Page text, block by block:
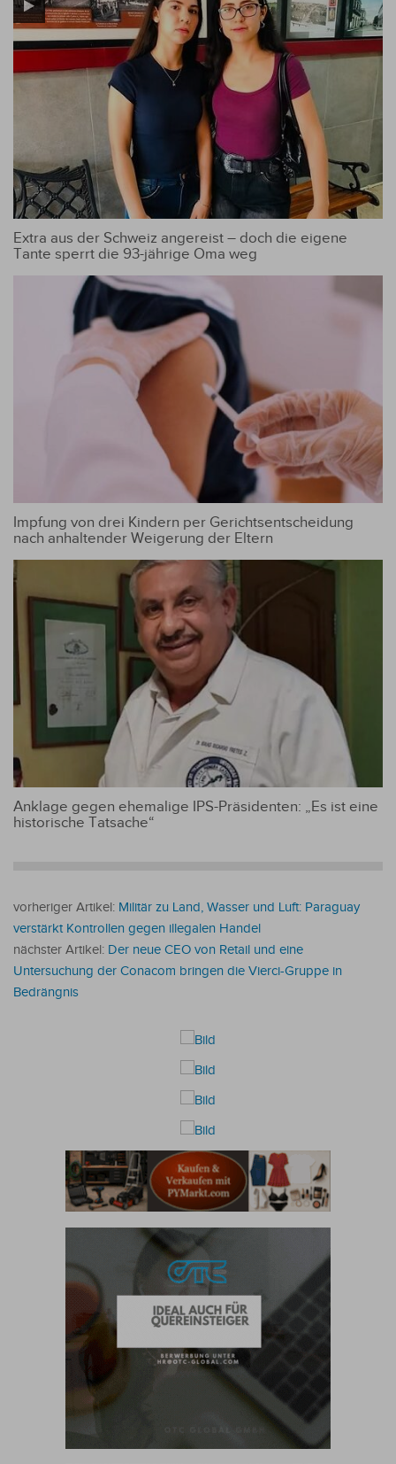
Extra aus der Schweiz angereist – doch die eigene
Tante sperrt die 93-jährige Oma weg
Impfung von drei Kindern per Gerichtsentscheidung
nach anhaltender Weigerung der Eltern
Anklage gegen ehemalige IPS-Präsidenten: „Es ist eine
historische Tatsache“
vorheriger Artikel: Militär zu Land, Wasser und Luft: Paraguay
verstärkt Kontrollen gegen illegalen Handel
nächster Artikel: Der neue CEO von Retail und eine
Untersuchung der Conacom bringen die Vierci-Gruppe in
Bedrängnis